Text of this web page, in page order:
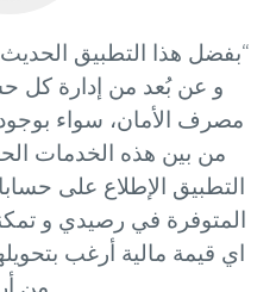
“بفضل هذا التطبيق
و عن بُعد من إدارة كل
مصرف الأمان، سواء
من بين هذه الخدمات
التطبيق الإطلاع على
المتوفرة في رصيدي و
اي قيمة مالية أرغب